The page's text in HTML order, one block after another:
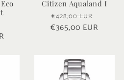
scontato
Citizen Aqualand I
Prezzo
di
€428,00 EUR
scontato
€365,00 EUR